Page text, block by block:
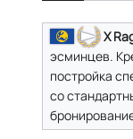
X
эсминцев.
постройка
со